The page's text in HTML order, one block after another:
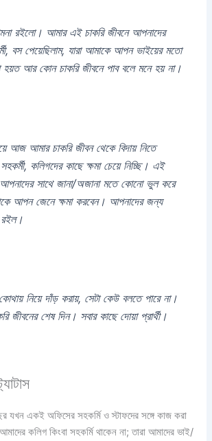
রইলো। আমার এই চাকরি জীবনে আপনাদের
বস পেয়েছিলাম, যারা আমাকে আপন ভাইয়ের মতো
হয়ত আর কোন চাকরি জীবনে পাব বলে মনে হয় না।
আজ আমার চাকরি জীবন থেকে বিদায় নিতে
কলিগদের কাছে ক্ষমা চেয়ে নিচ্ছি। এই
আপনাদের সাথে জানা/অজানা মতে কোনো ভুল করে
আপন জেনে ক্ষমা করবেন। আপনাদের জন্য
নিয়ে দাঁড় করায়, সেটা কেউ বলতে পারে না।
জীবনের শেষ দিন। সবার কাছে দোয়া প্রার্থী।
যখন একই অফিসের সহকর্মি ও স্টাফদের সঙ্গে কাজ করা
কলিগ কিংবা সহকর্মি থাকেন না; তারা আমাদের ভাই/